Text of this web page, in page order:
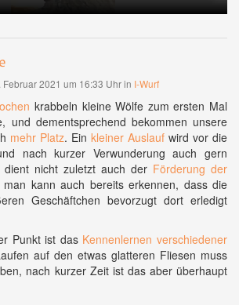
2021 um 16:33 Uhr in I-Wurf
krabbeln kleine Wölfe zum ersten Mal
und dementsprechend bekommen unsere
mehr Platz. Ein kleiner Auslauf wird vor die
nach kurzer Verwunderung auch gern
dient nicht zuletzt auch der Förderung der
kann auch bereits erkennen, dass die
Geschäftchen bevorzugt dort erledigt
Punkt ist das Kennenlernen verschiedener
auf den etwas glatteren Fliesen muss
nach kurzer Zeit ist das aber überhaupt